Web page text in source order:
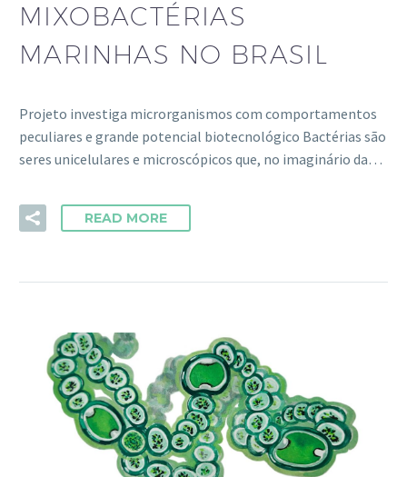
MIXOBACTÉRIAS
MARINHAS NO BRASIL
Projeto investiga microrganismos com comportamentos
peculiares e grande potencial biotecnológico Bactérias são
seres unicelulares e microscópicos que, no imaginário da…
READ MORE